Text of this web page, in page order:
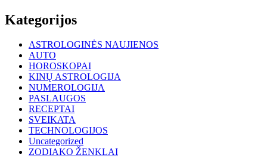
Kategorijos
ASTROLOGINĖS NAUJIENOS
AUTO
HOROSKOPAI
KINŲ ASTROLOGIJA
NUMEROLOGIJA
PASLAUGOS
RECEPTAI
SVEIKATA
TECHNOLOGIJOS
Uncategorized
ZODIAKO ŽENKLAI